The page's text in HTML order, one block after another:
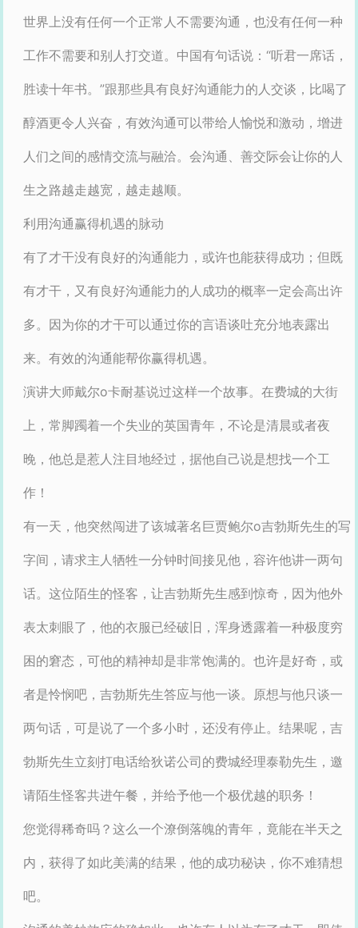
世界上没有任何一个正常人不需要沟通，也没有任何一种
工作不需要和别人打交道。中国有句话说：“听君一席话，
胜读十年书。”跟那些具有良好沟通能力的人交谈，比喝了
醇酒更令人兴奋，有效沟通可以带给人愉悦和激动，增进
人们之间的感情交流与融洽。会沟通、善交际会让你的人
生之路越走越宽，越走越顺。
利用沟通赢得机遇的脉动
有了才干没有良好的沟通能力，或许也能获得成功；但既
有才干，又有良好沟通能力的人成功的概率一定会高出许
多。因为你的才干可以通过你的言语谈吐充分地表露出
来。有效的沟通能帮你赢得机遇。
演讲大师戴尔o卡耐基说过这样一个故事。在费城的大街
上，常脚躅着一个失业的英国青年，不论是清晨或者夜
晚，他总是惹人注目地经过，据他自己说是想找一个工
作！
有一天，他突然闯进了该城著名巨贾鲍尔o吉勃斯先生的写
字间，请求主人牺牲一分钟时间接见他，容许他讲一两句
话。这位陌生的怪客，让吉勃斯先生感到惊奇，因为他外
表太刺眼了，他的衣服已经破旧，浑身透露着一种极度穷
困的窘态，可他的精神却是非常饱满的。也许是好奇，或
者是怜悯吧，吉勃斯先生答应与他一谈。原想与他只谈一
两句话，可是说了一个多小时，还没有停止。结果呢，吉
勃斯先生立刻打电话给狄诺公司的费城经理泰勒先生，邀
请陌生怪客共进午餐，并给予他一个极优越的职务！
您觉得稀奇吗？这么一个潦倒落魄的青年，竟能在半天之
内，获得了如此美满的结果，他的成功秘诀，你不难猜想
吧。